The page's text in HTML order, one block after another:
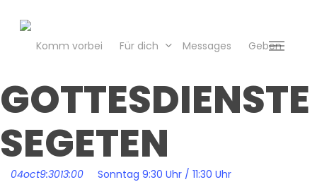
Komm vorbei Für dich Messages Geben
Menu
GOTTESDIENSTE
SEGETEN
04oct9:3013:00 Sonntag 9:30 Uhr / 11:30 Uhr